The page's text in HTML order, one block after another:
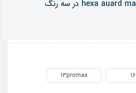
16
13promax